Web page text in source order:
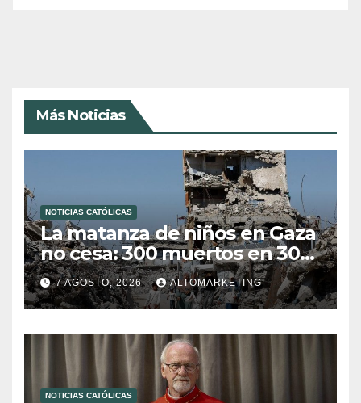
Más Noticias
NOTICIAS CATÓLICAS
La matanza de niños en Gaza
no cesa: 300 muertos en 300
días
7 AGOSTO, 2026 ALTOMARKETING
NOTICIAS CATÓLICAS